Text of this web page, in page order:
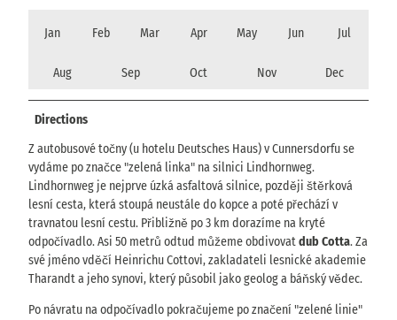
Jan Feb Mar Apr May Jun Jul
Aug Sep Oct Nov Dec
Directions
Z autobusové točny (u hotelu Deutsches Haus) v Cunnersdorfu se
vydáme po značce "zelená linka" na silnici Lindhornweg.
Lindhornweg je nejprve úzká asfaltová silnice, později štěrková
lesní cesta, která stoupá neustále do kopce a poté přechází v
travnatou lesní cestu. Přibližně po 3 km dorazíme na kryté
odpočívadlo. Asi 50 metrů odtud můžeme obdivovatdub Cotta. Za
své jméno vděčí Heinrichu Cottovi, zakladateli lesnické akademie
Tharandt a jeho synovi, který působil jako geolog a báňský vědec.
Po návratu na odpočívadlo pokračujeme po značení "zelené linie"